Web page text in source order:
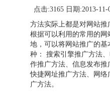
点击:3165 日期:2013-11-
方法实际上都是对网站推
根据可以利用的常用的
地，可以将网站推广的基
种： 搜索引擎推广方法
作推广方法、信息发布推
快捷网址推广方法、网
广方法。